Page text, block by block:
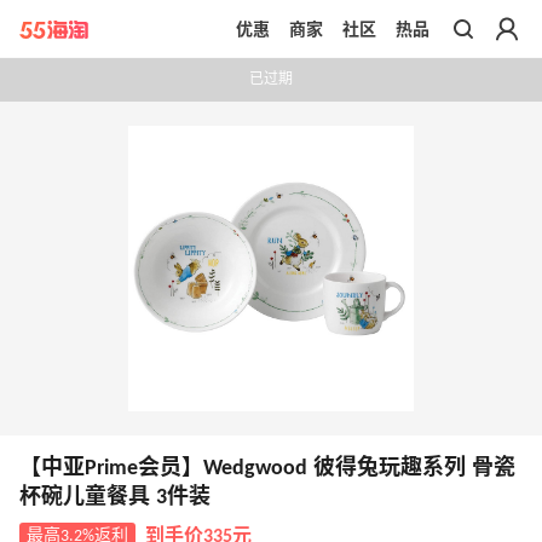
带你去官网买正品
优惠 商家 社区 热品
已过期
【中亚Prime会员】Wedgwood 彼得兔玩趣系列 骨瓷
杯碗儿童餐具 3件装
最高3.2%返利 到手价335元